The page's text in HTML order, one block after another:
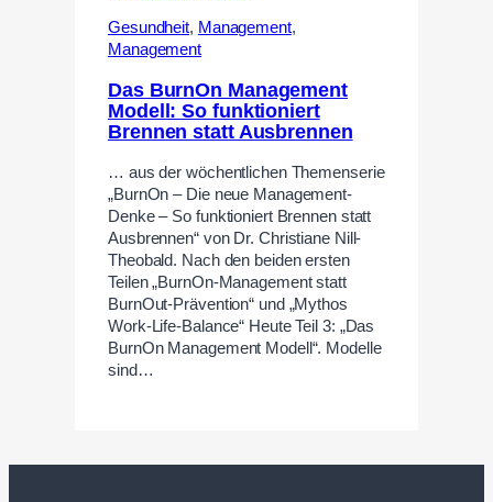
Gesundheit, Management,
Management
Das BurnOn Management
Modell: So funktioniert
Brennen statt Ausbrennen
… aus der wöchentlichen Themenserie
„BurnOn – Die neue Management-
Denke – So funktioniert Brennen statt
Ausbrennen“ von Dr. Christiane Nill-
Theobald. Nach den beiden ersten
Teilen „BurnOn-Management statt
BurnOut-Prävention“ und „Mythos
Work-Life-Balance“ Heute Teil 3: „Das
BurnOn Management Modell“. Modelle
sind…